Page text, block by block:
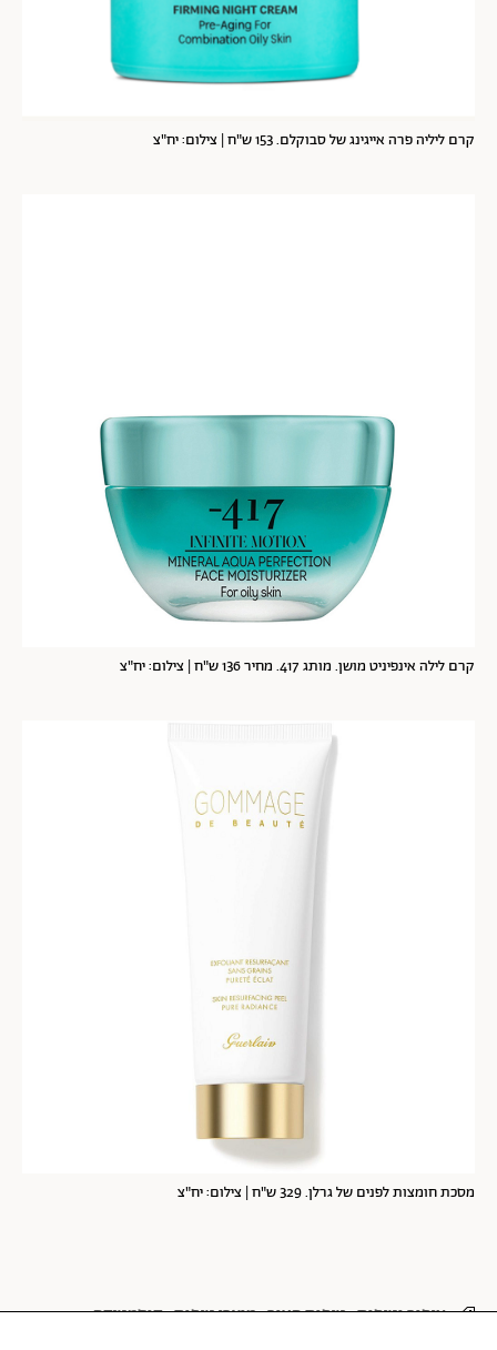
קרם ליליה פרה אייגינג של סבוקלם. 153 ש"ח | צילום: יח"צ
קרם לילה אינפיניט מושן. מותג 417. מחיר 136 ש"ח | צילום: יח"צ
מסכת חומצות לפנים של גרלן. 329 ש"ח | צילום: יח"צ
איפור וטיפוח טיפוח העור מוצרי טיפוח קוסמטיקה